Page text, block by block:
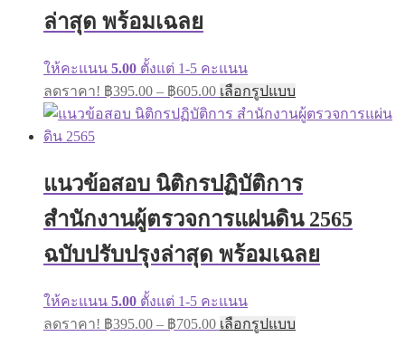
ล่าสุด พร้อมเฉลย
ให้คะแนน 5.00 ตั้งแต่ 1-5 คะแนน
ลดราคา! ฿395.00 – ฿605.00Price
range:
฿395.00
เลือกรูปแบบ
product
has
options
be
chosen
on
the
แนวข้อสอบ นิติกรปฏิบัติการ
สำนักงานผู้ตรวจการแผ่นดิน 2565
ฉบับปรับปรุงล่าสุด พร้อมเฉลย
ให้คะแนน 5.00 ตั้งแต่ 1-5 คะแนน
ลดราคา! ฿395.00 – ฿705.00Price
range:
เลือกรูปแบบ
product